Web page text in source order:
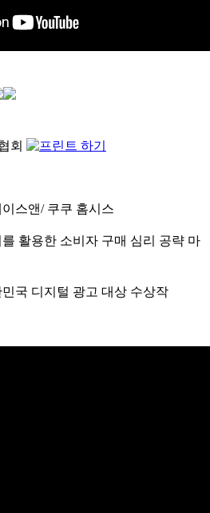
회
스앤/ 쿠쿠 홈시스
활용한 소비자 구매 심리 공략 마
국 디지털 광고 대상 수상작